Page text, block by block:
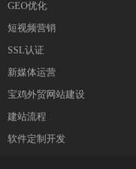
GEO优化
短视频营销
SSL认证
新媒体运营
宝鸡外贸网站建设
建站流程
软件定制开发